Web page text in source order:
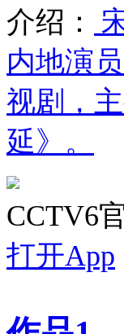
介绍：
内地演
视剧，
延》。
CCTV6
打开App